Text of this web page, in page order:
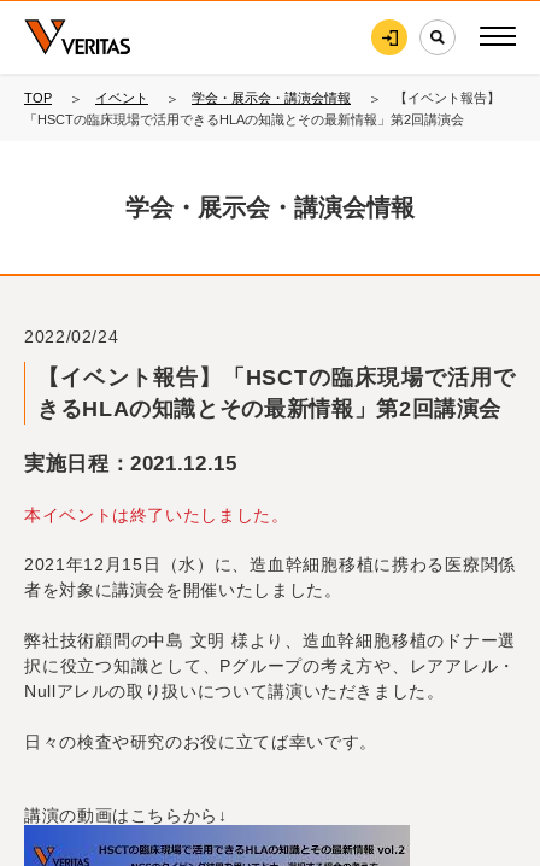
TOP イベント 学会・展示会・講演会情報
【イベント報告】
「HSCTの臨床現場で活用できるHLAの知識とその最新情報」第2回講演会
学会・展示会・講演会情報
2022/02/24
【イベント報告】「HSCTの臨床現場で活用で
きるHLAの知識とその最新情報」第2回講演会
実施日程：2021.12.15
本イベントは終了いたしました。
2021年12月15日（水）に、造血幹細胞移植に携わる医療関係
者を対象に講演会を開催いたしました。
弊社技術顧問の中島 文明 様より、造血幹細胞移植のドナー選
択に役立つ知識として、Pグループの考え方や、レアアレル・
Nullアレルの取り扱いについて講演いただきました。
日々の検査や研究のお役に立てば幸いです。
講演の動画はこちらから↓